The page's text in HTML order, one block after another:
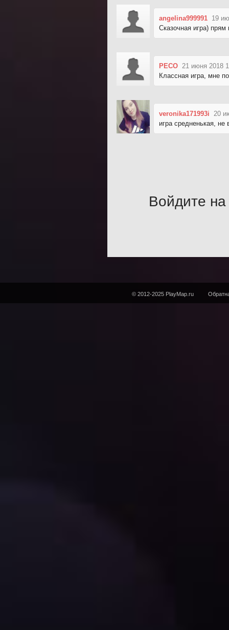
angelina999991 19
Сказочная игра)
PECO 21 июня 2018
Классная игра, мне
veronika171993i 20
игра средненькая, не
Войдите на
© 2012-2025 PlayMap.ru